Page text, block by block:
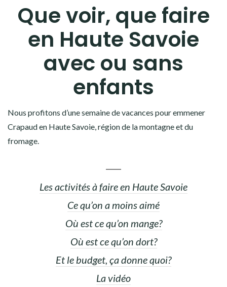
Que voir, que faire
en Haute Savoie
avec ou sans
enfants
Nous profitons d’une semaine de vacances pour emmener
Crapaud en Haute Savoie, région de la montagne et du
fromage.
Les activités à faire en Haute Savoie
Ce qu’on a moins aimé
Où est ce qu’on mange?
Où est ce qu’on dort?
Et le budget, ça donne quoi?
La vidéo